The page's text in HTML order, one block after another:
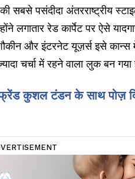
सबसे पसंदीदा अंतरराष्ट्रीय
लगातार रेड कार्पेट पर ऐसे
और इंटरनेट यूज़र्स इसे
चर्चा में रहने वाला लुक बन गया
कुशल टंडन के साथ पोज़